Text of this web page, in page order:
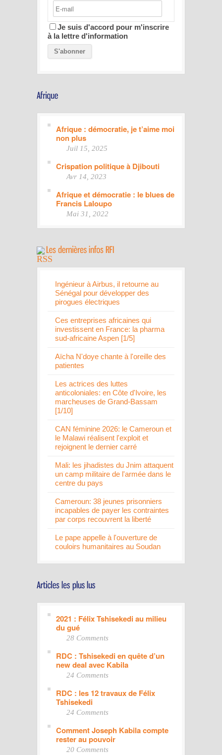
Je suis d'accord pour m'inscrire
à la lettre d'information
Afrique : démocratie, je t’aime moi
non plus
Juil 15, 2025
Crispation politique à Djibouti
Avr 14, 2023
Afrique et démocratie : le blues de
Francis Laloupo
Mai 31, 2022
Ingénieur à Airbus, il retourne au
Sénégal pour développer des
pirogues électriques
Ces entreprises africaines qui
investissent en France: la pharma
sud-africaine Aspen [1/5]
Aïcha N'doye chante à l'oreille des
patientes
Les actrices des luttes
anticoloniales: en Côte d'Ivoire, les
marcheuses de Grand-Bassam
[1/10]
CAN féminine 2026: le Cameroun et
le Malawi réalisent l'exploit et
rejoignent le dernier carré
Mali: les jihadistes du Jnim attaquent
un camp militaire de l'armée dans le
centre du pays
Cameroun: 38 jeunes prisonniers
incapables de payer les contraintes
par corps recouvrent la liberté
Le pape appelle à l'ouverture de
couloirs humanitaires au Soudan
2021 : Félix Tshisekedi au milieu
du gué
28 Comments
RDC : Tshisekedi en quête d’un
new deal avec Kabila
24 Comments
RDC : les 12 travaux de Félix
Tshisekedi
24 Comments
Comment Joseph Kabila compte
rester au pouvoir
20 Comments